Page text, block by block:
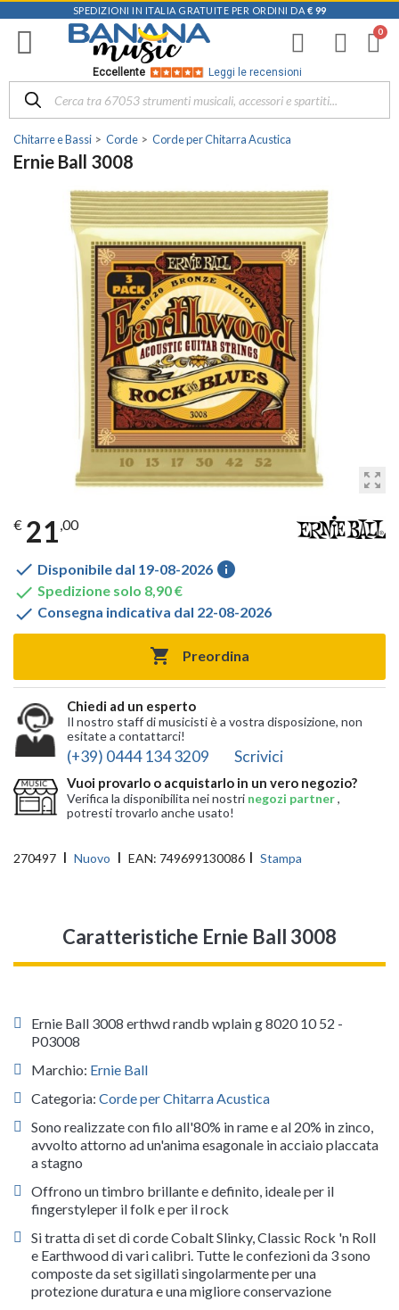
SPEDIZIONI IN ITALIA GRATUITE PER ORDINI DA € 99
Eccellente Leggi le recensioni
Chitarre e Bassi Corde Corde per Chitarra Acustica
Ernie Ball 3008
zoom_out_map
€ 21,00
 Disponibile dal 19-08-2026 info
 Spedizione solo 8,90 €
 Consegna indicativa dal 22-08-2026
 Preordina
Chiedi ad un esperto
Il nostro staff di musicisti è a vostra disposizione, non
esitate a contattarci!
(+39) 0444 134 3209 Scrivici
Vuoi provarlo o acquistarlo in un vero negozio?
Verifica la disponibilita nei nostri negozi partner,
potresti trovarlo anche usato!
270497 Nuovo EAN: 749699130086 Stampa
Caratteristiche Ernie Ball 3008
Ernie Ball 3008 erthwd randb wplain g 8020 10 52 -
P03008
Marchio: Ernie Ball
Categoria: Corde per Chitarra Acustica
Sono realizzate con filo all'80% in rame e al 20% in zinco,
avvolto attorno ad un'anima esagonale in acciaio placcata
a stagno
Offrono un timbro brillante e definito, ideale per il
fingerstyleper il folk e per il rock
Si tratta di set di corde Cobalt Slinky, Classic Rock 'n Roll
e Earthwood di vari calibri. Tutte le confezioni da 3 sono
composte da set sigillati singolarmente per una
protezione duratura e una migliore conservazione